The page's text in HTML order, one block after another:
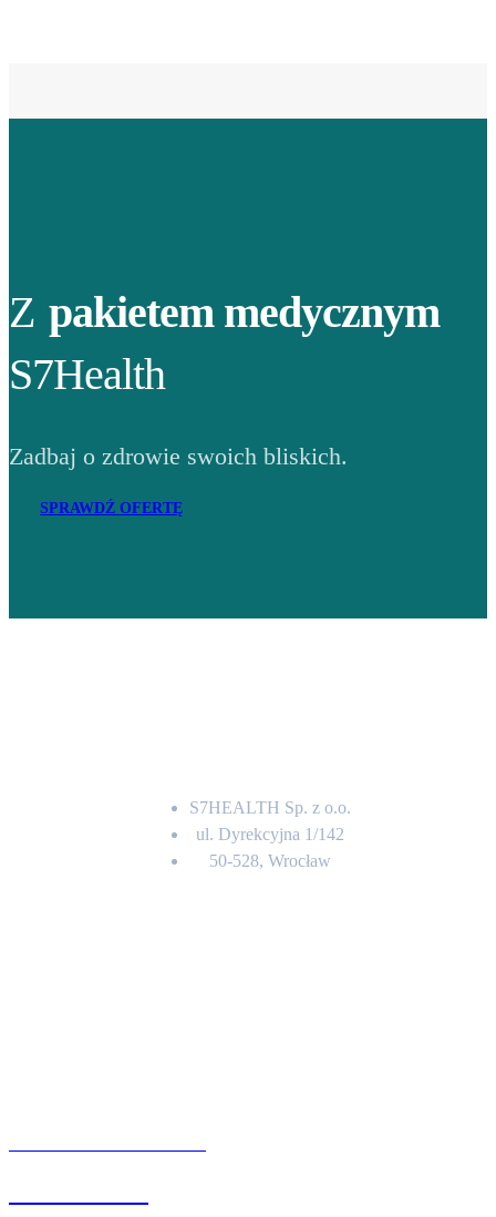
Z pakietem medycznym
S7Health
Zadbaj o zdrowie swoich bliskich.
SPRAWDŹ OFERTĘ
S7HEALTH Sp. z o.o.
ul. Dyrekcyjna 1/142
50-528, Wrocław